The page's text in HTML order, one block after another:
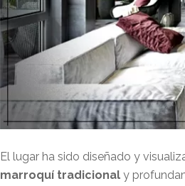
El lugar ha sido diseñado y
marroquí tradicional y